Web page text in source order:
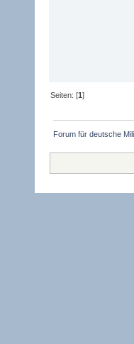
Seiten: [1]
Forum für deutsche